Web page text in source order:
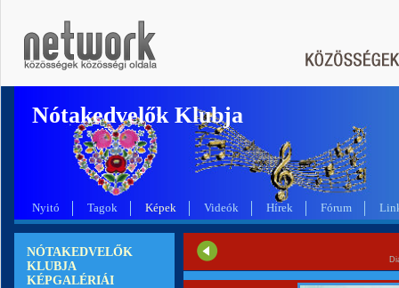
Nótakedvelők Klubja
Nyitó Tagok Képek Videók Hírek Fórum
NÓTAKEDVELŐK
KLUBJA
KÉPGALÉRIÁI